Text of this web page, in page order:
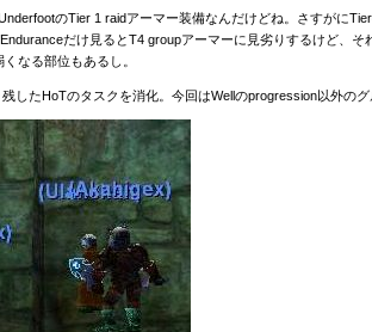
のTier 1 raidアーマー装備なんだけどね。さすがに
だけ見るとT4 groupアーマーに見劣りするけど、
なる部位もあるし。
したHoTのタスクを消化。今回はWellのprogression以外の